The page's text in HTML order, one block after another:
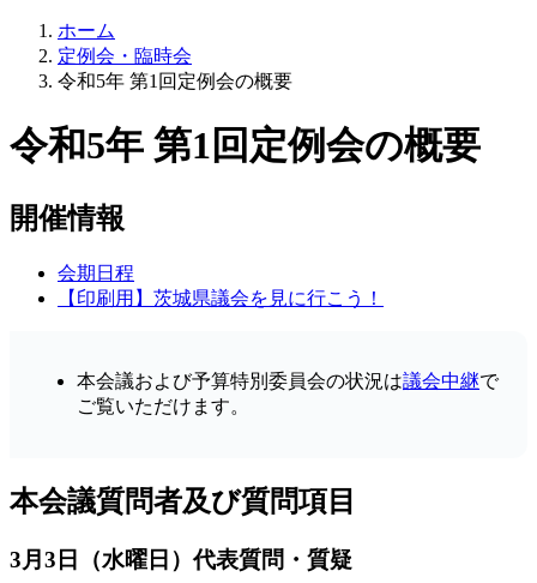
ホーム
定例会・臨時会
令和5年 第1回定例会の概要
令和5年 第1回定例会の概要
開催情報
会期日程
【印刷用】茨城県議会を見に行こう！
本会議および予算特別委員会の状況は議会中継で
ご覧いただけます。
本会議質問者及び質問項目
3月3日（水曜日）代表質問・質疑